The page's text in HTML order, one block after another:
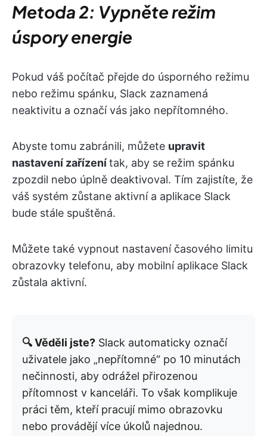
Metoda 2: Vypněte režim
úspory energie
Pokud váš počítač přejde do úsporného režimu
nebo režimu spánku, Slack zaznamená
neaktivitu a označí vás jako nepřítomného.
Abyste tomu zabránili, můžete upravit
nastavení zařízenítak, aby se režim spánku
zpozdil nebo úplně deaktivoval. Tím zajistíte, že
váš systém zůstane aktivní a aplikace Slack
bude stále spuštěná. ​
Můžete také vypnout nastavení časového limitu
obrazovky telefonu, aby mobilní aplikace Slack
zůstala aktivní.
🔍 Věděli jste? Slack automaticky označí
uživatele jako „nepřítomné“ po 10 minutách
nečinnosti, aby odrážel přirozenou
přítomnost v kanceláři. To však komplikuje
práci těm, kteří pracují mimo obrazovku
nebo provádějí více úkolů najednou.